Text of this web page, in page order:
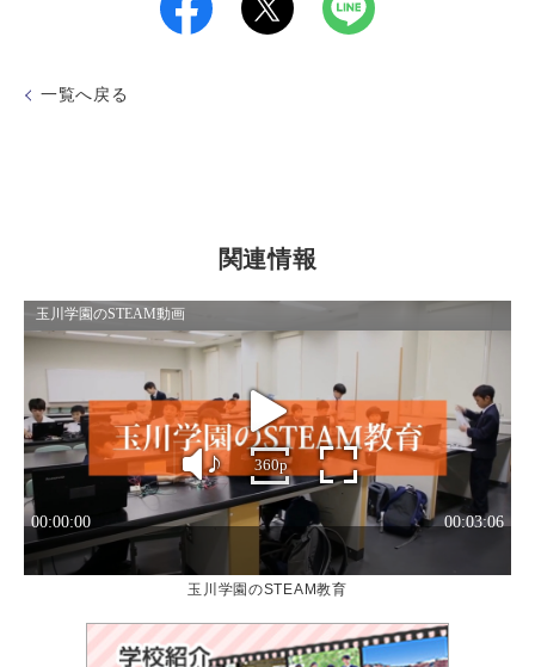
一覧へ戻る
関連情報
玉川学園のSTEAM教育